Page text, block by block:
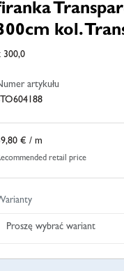
kol.
300,0
artykułu
€ / m
retail price
Proszę wybrać wariant